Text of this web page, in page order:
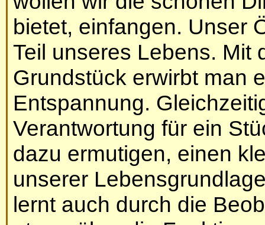
bietet, einfangen. Unser
Teil unseres Lebens. Mit
Grundstück erwirbt man
Entspannung.
Verantwortung für ein
dazu ermutigen, einen
unserer
lernt auch durch die